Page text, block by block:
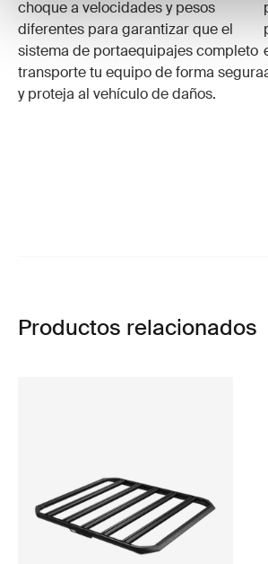
choque a velocidades y pesos
diferentes para garantizar que el
sistema de portaequipajes completo
transporte tu equipo de forma segura
y proteja al vehículo de daños.
Productos relacionados